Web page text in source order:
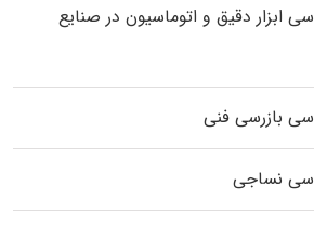
ابزار دقیق و اتوماسیون در صنایع
بازرسی فنی
نساجی